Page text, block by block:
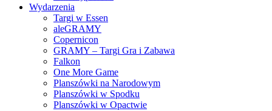
Wydarzenia
Targi w Essen
aleGRAMY
Copernicon
GRAMY – Targi Gra i Zabawa
Falkon
One More Game
Planszówki na Narodowym
Planszówki w Spodku
Planszówki w Opactwie